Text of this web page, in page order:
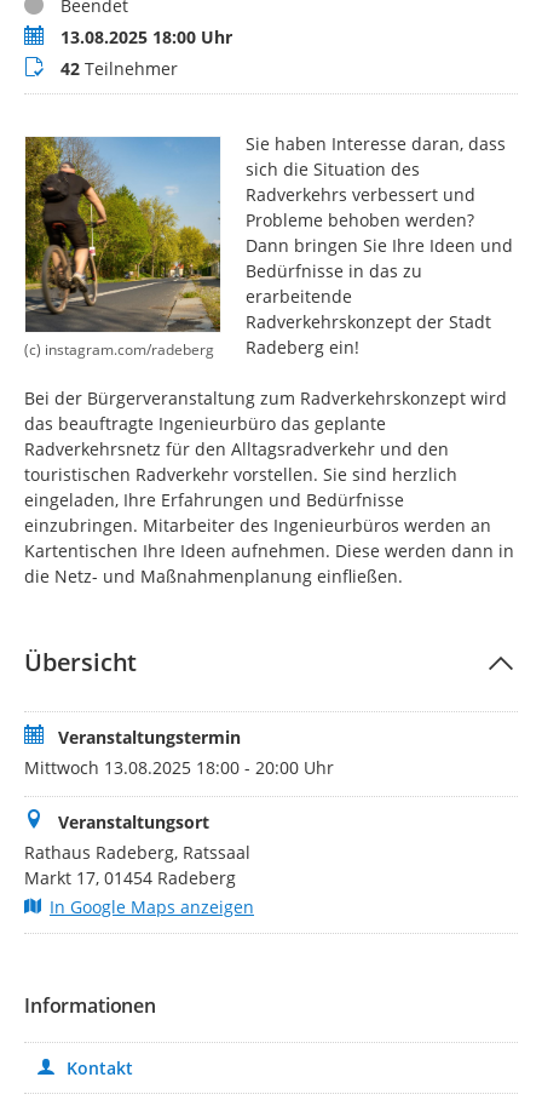
Beendet
Termin13.08.2025 18:00 Uhr
Teilnehmer
42 Teilnehmer
(c) instagram.com/radeberg
Sie haben Interesse daran, dass
sich die Situation des
Radverkehrs verbessert und
Probleme behoben werden?
Dann bringen Sie Ihre Ideen und
Bedürfnisse in das zu
erarbeitende
Radverkehrskonzept der Stadt
Radeberg ein!
Bei der Bürgerveranstaltung zum Radverkehrskonzept wird
das beauftragte Ingenieurbüro das geplante
Radverkehrsnetz für den Alltagsradverkehr und den
touristischen Radverkehr vorstellen. Sie sind herzlich
eingeladen, Ihre Erfahrungen und Bedürfnisse
einzubringen. Mitarbeiter des Ingenieurbüros werden an
Kartentischen Ihre Ideen aufnehmen. Diese werden dann in
die Netz- und Maßnahmenplanung einfließen.
Übersicht
Veranstaltungstermin
Mittwoch 13.08.2025 18:00 - 20:00 Uhr
Veranstaltungsort
Rathaus Radeberg, Ratssaal
Markt 17, 01454 Radeberg
In Google Maps anzeigen
Informationen
Kontakt